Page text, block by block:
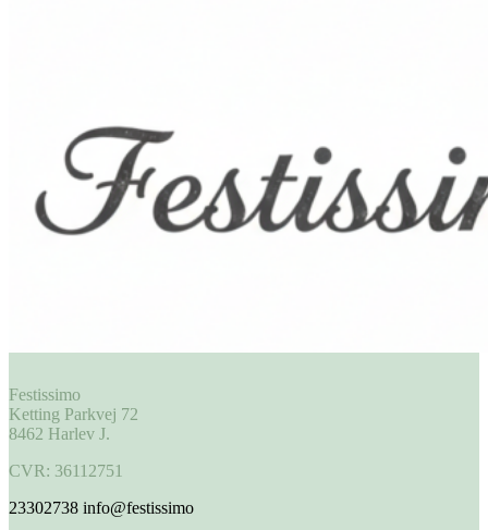
Festissimo
Ketting Parkvej 72
8462 Harlev J.
CVR: 36112751
23302738 info@festissimo